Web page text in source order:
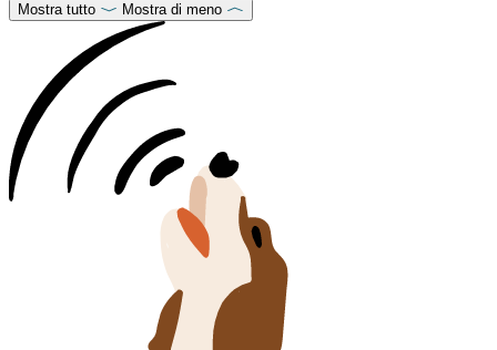
Mostra tutto Mostra di meno